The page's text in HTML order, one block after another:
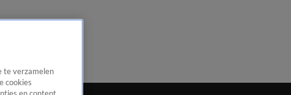
te verzamelen
cookies